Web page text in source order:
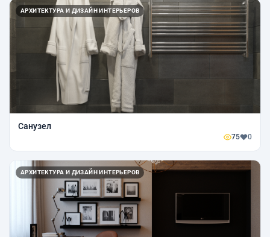
АРХИТЕКТУРА И ДИЗАЙН ИНТЕРЬЕРОВ
Санузел
75 0
АРХИТЕКТУРА И ДИЗАЙН ИНТЕРЬЕРОВ